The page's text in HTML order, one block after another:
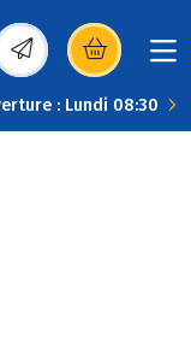
dans une
: Lundi 08:30